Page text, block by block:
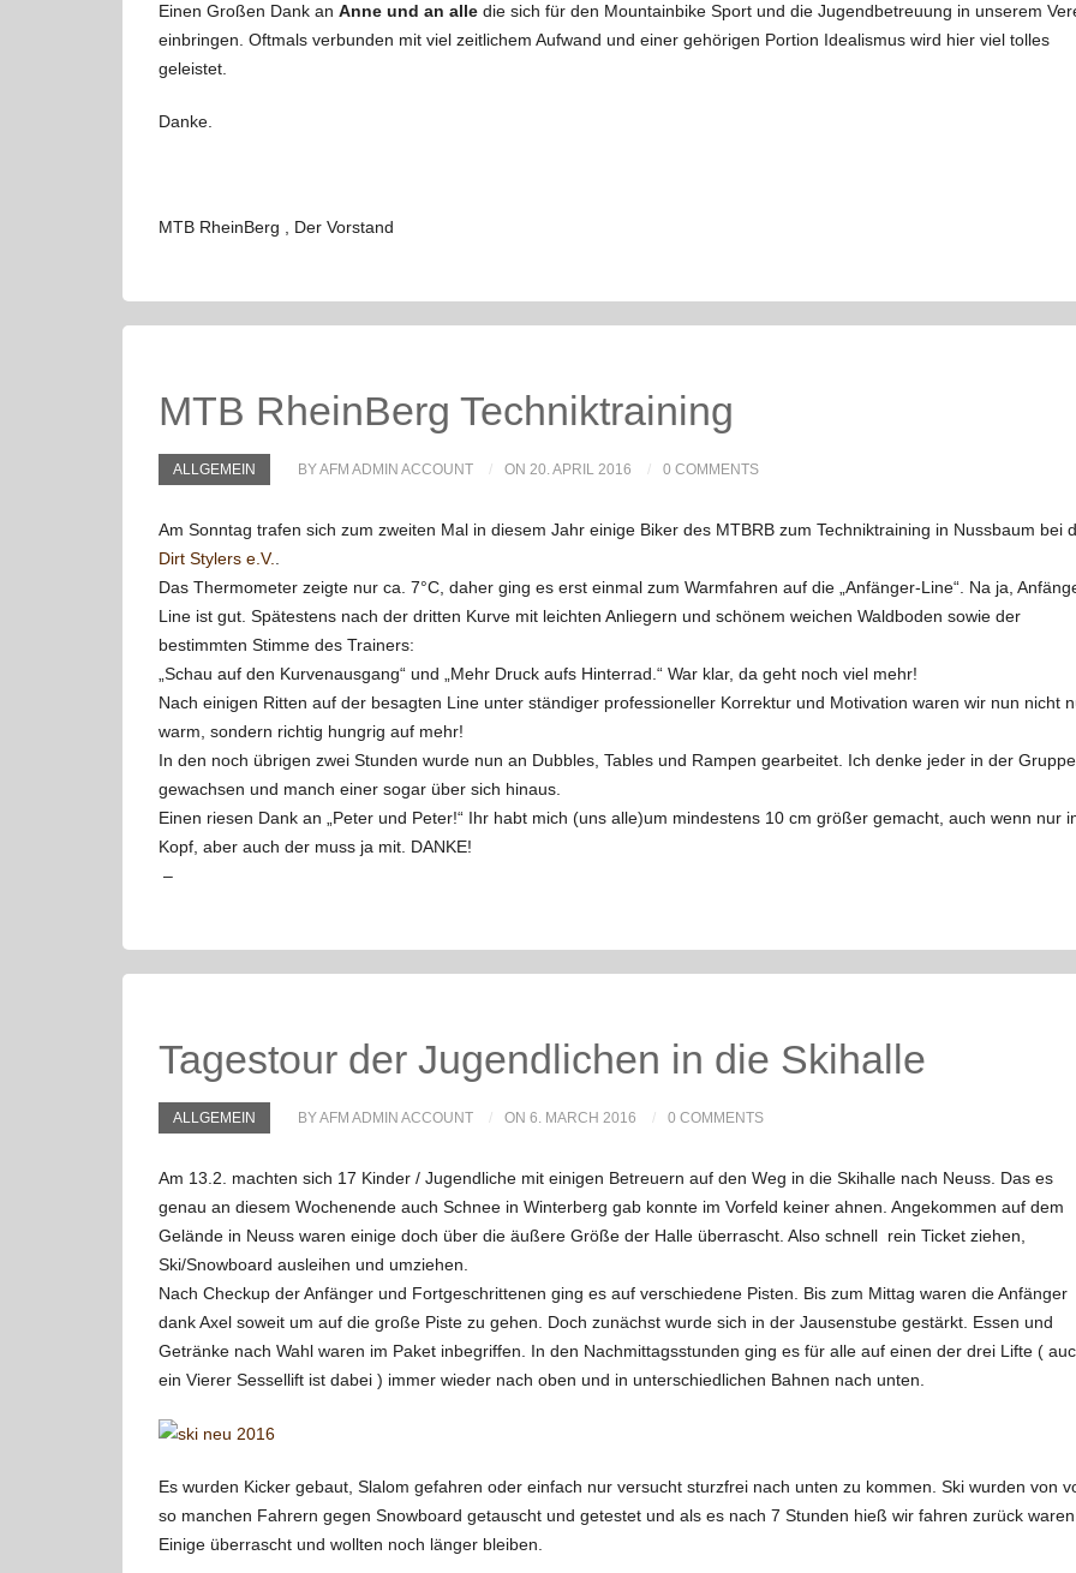
Einen Großen Dank an Anne und an alle die sich für den Mountainbike Sport und die Jugendbetreuung in unserem
einbringen. Oftmals verbunden mit viel zeitlichem Aufwand und einer gehörigen Portion Idealismus wird hier viel tolles
geleistet.
Danke.
MTB RheinBerg , Der Vorstand
MTB RheinBerg Techniktraining
ALLGEMEIN BY AFM ADMIN ACCOUNT ON 20. APRIL 2016 0 COMMENTS
Am Sonntag trafen sich zum zweiten Mal in diesem Jahr einige Biker des MTBRB zum Techniktraining in Nussbaum bei
Dirt Stylers e.V.
Das Thermometer zeigte nur ca. 7°C, daher ging es erst einmal zum Warmfahren auf die „Anfänger-Line“. Na ja,
Line ist gut. Spätestens nach der dritten Kurve mit leichten Anliegern und schönem weichen Waldboden sowie der
bestimmten Stimme des Trainers:
„Schau auf den Kurvenausgang“ und „Mehr Druck aufs Hinterrad.“ War klar, da geht noch viel mehr!
Nach einigen Ritten auf der besagten Line unter ständiger professioneller Korrektur und Motivation waren wir nun nicht
warm, sondern richtig hungrig auf mehr!
In den noch übrigen zwei Stunden wurde nun an Dubbles, Tables und Rampen gearbeitet. Ich denke jeder in der
gewachsen und manch einer sogar über sich hinaus.
Einen riesen Dank an „Peter und Peter!“ Ihr habt mich (uns alle)um mindestens 10 cm größer gemacht, auch wenn nur
Kopf, aber auch der muss ja mit. DANKE!
–
Tagestour der Jugendlichen in die Skihalle
ALLGEMEIN BY AFM ADMIN ACCOUNT ON 6. MARCH 2016 0 COMMENTS
Am 13.2. machten sich 17 Kinder / Jugendliche mit einigen Betreuern auf den Weg in die Skihalle nach Neuss. Das es
genau an diesem Wochenende auch Schnee in Winterberg gab konnte im Vorfeld keiner ahnen. Angekommen auf dem
Gelände in Neuss waren einige doch über die äußere Größe der Halle überrascht. Also schnell rein Ticket ziehen,
Ski/Snowboard ausleihen und umziehen.
Nach Checkup der Anfänger und Fortgeschrittenen ging es auf verschiedene Pisten. Bis zum Mittag waren die Anfänger
dank Axel soweit um auf die große Piste zu gehen. Doch zunächst wurde sich in der Jausenstube gestärkt. Essen und
Getränke nach Wahl waren im Paket inbegriffen. In den Nachmittagsstunden ging es für alle auf einen der drei Lifte (
ein Vierer Sessellift ist dabei ) immer wieder nach oben und in unterschiedlichen Bahnen nach unten.
Es wurden Kicker gebaut, Slalom gefahren oder einfach nur versucht sturzfrei nach unten zu kommen. Ski wurden von
so manchen Fahrern gegen Snowboard getauscht und getestet und als es nach 7 Stunden hieß wir fahren zurück waren
Einige überrascht und wollten noch länger bleiben.